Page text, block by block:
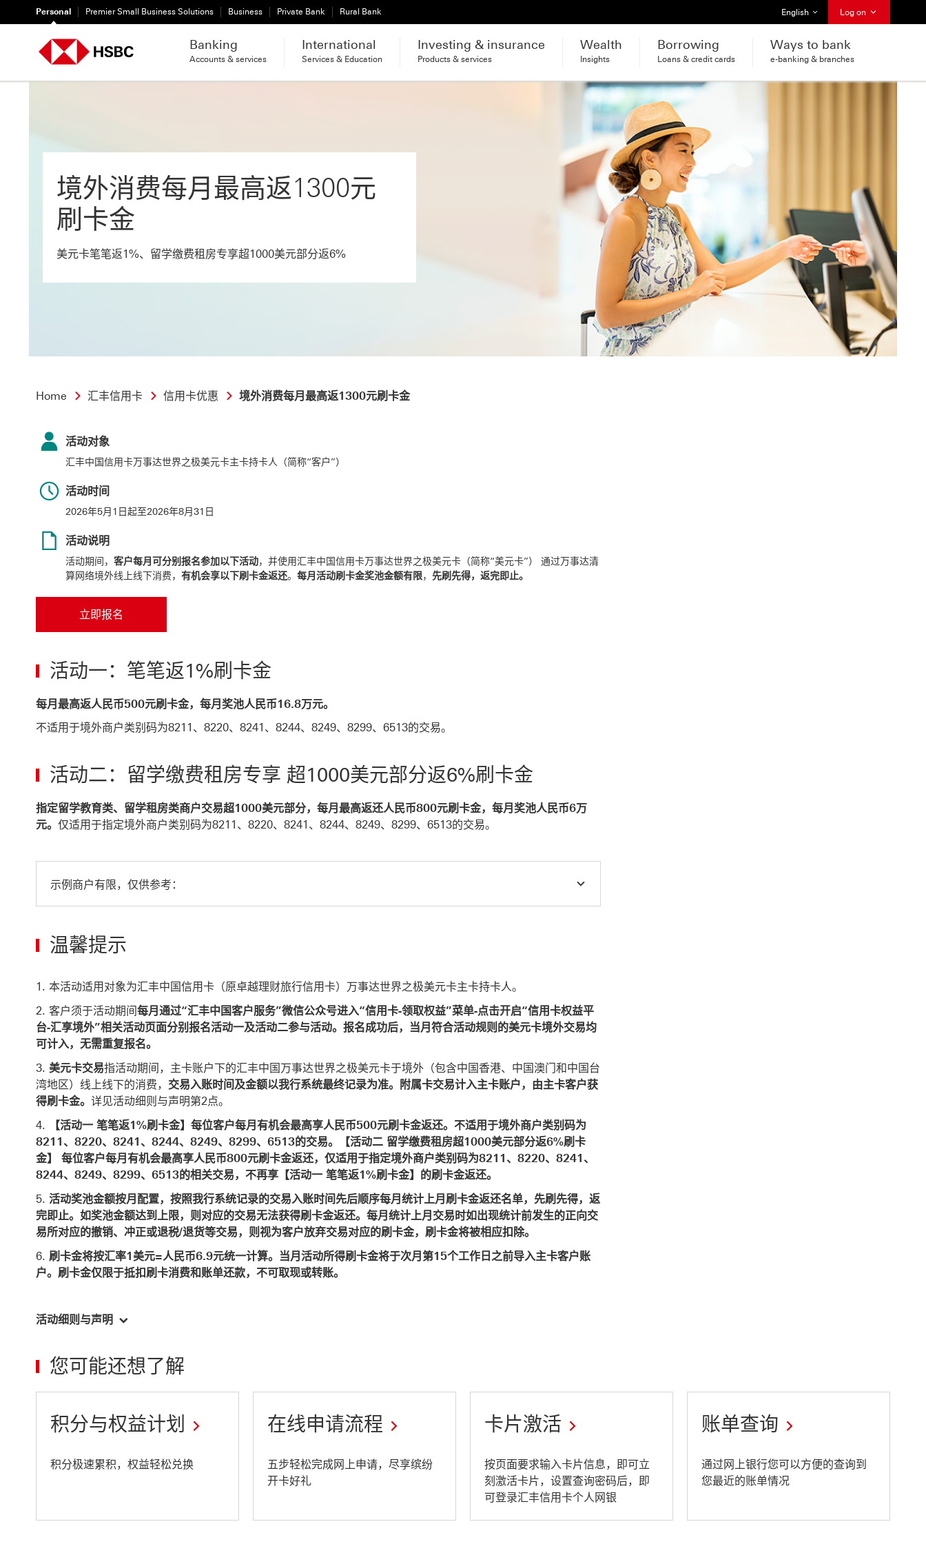
Personal Premier Small Business Solutions Business Private Bank Rural Bank Select language
English Log on
Banking
Accounts & services
International
Services & Education
Investing & insurance
Products & services
Wealth
Insights
Borrowing
Loans & credit cards
Ways to bank
e-banking & branches
境外消费每月最高返1300元
刷卡金
美元卡笔笔返1%、留学缴费租房专享超1000美元部分返6%
Home 汇丰信用卡 信用卡优惠 境外消费每月最高返1300元刷卡金
活动对象
汇丰中国信用卡万事达世界之极美元卡主卡持卡人（简称“客户”）
活动时间
2026年5月1日起至2026年8月31日
活动说明
活动期间， 客户每月可分别报名参加以下活动，并使用汇丰中国信用卡万事达世界之极美元卡（简称“美元卡”） 通过万事达清
算网络境外线上线下消费， 有机会享以下刷卡金返还。 每月活动刷卡金奖池金额有限， 先刷先得，返完即止。
立即报名
活动一：笔笔返1%刷卡金
每月最高返人民币500元刷卡金，每月奖池人民币16.8万元。
不适用于境外商户类别码为8211、8220、8241、8244、8249、8299、6513的交易。
活动二：留学缴费租房专享 超1000美元部分返6%刷卡金
指定留学教育类、留学租房类商户交易超1000美元部分，每月最高返还人民币800元刷卡金，每月奖池人民币6万
元。 仅适用于指定境外商户类别码为8211、8220、8241、8244、8249、8299、6513的交易。
示例商户有限，仅供参考：
温馨提示
本活动适用对象为汇丰中国信用卡（原卓越理财旅行信用卡）万事达世界之极美元卡主卡持卡人。
客户须于活动期间每月通过“汇丰中国客户服务”微信公众号进入“信用卡-领取权益”菜单-点击开启“信用卡权益平
台-汇享境外”相关活动页面分别报名活动一及活动二参与活动。报名成功后，当月符合活动规则的美元卡境外交易均
可计入，无需重复报名。
美元卡交易指活动期间，主卡账户下的汇丰中国万事达世界之极美元卡于境外（包含中国香港、中国澳门和中国台
湾地区）线上线下的消费， 交易入账时间及金额以我行系统最终记录为准。附属卡交易计入主卡账户，由主卡客户获
得刷卡金。 详见活动细则与声明第2点。
【活动一 笔笔返1%刷卡金】每位客户每月有机会最高享人民币500元刷卡金返还。不适用于境外商户类别码为
8211、8220、8241、8244、8249、8299、6513的交易。【活动二 留学缴费租房超1000美元部分返6%刷卡
金】 每位客户每月有机会最高享人民币800元刷卡金返还，仅适用于指定境外商户类别码为8211、8220、8241、
8244、8249、8299、6513的相关交易，不再享【活动一 笔笔返1%刷卡金】的刷卡金返还。
活动奖池金额按月配置，按照我行系统记录的交易入账时间先后顺序每月统计上月刷卡金返还名单，先刷先得，返
完即止。如奖池金额达到上限，则对应的交易无法获得刷卡金返还。每月统计上月交易时如出现统计前发生的正向交
易所对应的撤销、冲正或退税/退货等交易，则视为客户放弃交易对应的刷卡金，刷卡金将被相应扣除。
刷卡金将按汇率1美元=人民币6.9元统一计算。当月活动所得刷卡金将于次月第15个工作日之前导入主卡客户账
户。刷卡金仅限于抵扣刷卡消费和账单还款，不可取现或转账。
活动细则与声明
您可能还想了解
积分与权益计划
This
积分极速累积，权益轻松兑换
在线申请流程
This
link
五步轻松完成网上申请，尽享缤纷
开卡好礼
卡片激活
This
link
按页面要求输入卡片信息，即可立
刻激活卡片，设置查询密码后，即
可登录汇丰信用卡个人网银
账单查询
This
link
通过网上银行您可以方便的查询到
您最近的账单情况